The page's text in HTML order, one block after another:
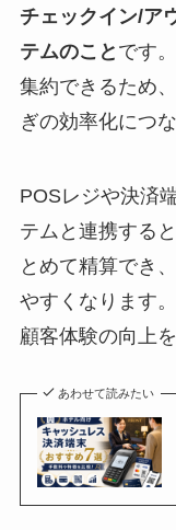
チェックイン/ア
テムのこと です
集約できるため
ぎの効率化につ
POSレジや決済
テムと連携する
とめて精算でき
やすくなります
顧客体験の向上
あわせて読みたい